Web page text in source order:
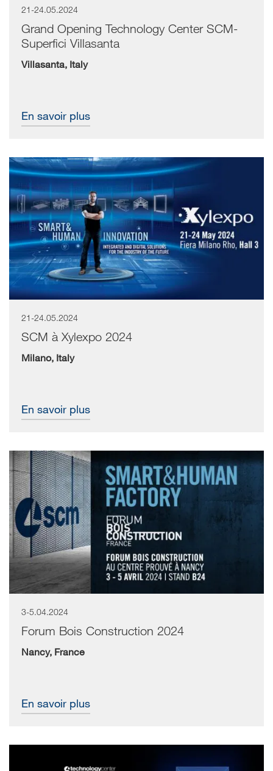
21-24.05.2024
Grand Opening Technology Center SCM-
Superfici Villasanta
Villasanta, Italy
En savoir plus
21-24.05.2024
SCM à Xylexpo 2024
Milano, Italy
En savoir plus
3-5.04.2024
Forum Bois Construction 2024
Nancy, France
En savoir plus